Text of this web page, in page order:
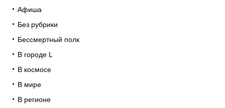
Афиша
Без рубрики
Бессмертный полк
В городе L
В космосе
В мире
В регионе